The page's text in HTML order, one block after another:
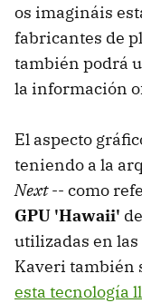
os imagináis
fabricantes de
también podrá
la información
El aspecto
teniendo a la
Next-- como
GPU 'Hawaii'
utilizadas en las
Kaveri también
esta tecnología